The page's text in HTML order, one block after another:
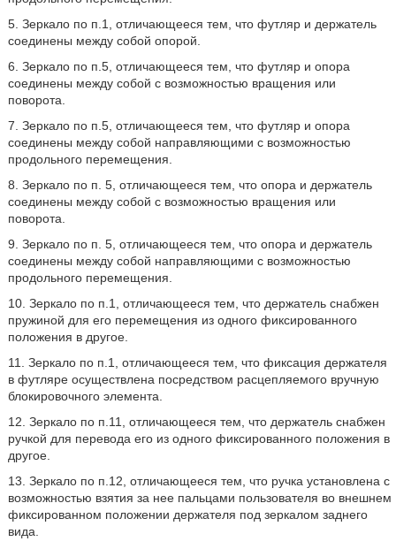
5. Зеркало по п.1, отличающееся тем, что футляр и держатель
соединены между собой опорой.
6. Зеркало по п.5, отличающееся тем, что футляр и опора
соединены между собой с возможностью вращения или
поворота.
7. Зеркало по п.5, отличающееся тем, что футляр и опора
соединены между собой направляющими с возможностью
продольного перемещения.
8. Зеркало по п. 5, отличающееся тем, что опора и держатель
соединены между собой с возможностью вращения или
поворота.
9. Зеркало по п. 5, отличающееся тем, что опора и держатель
соединены между собой направляющими с возможностью
продольного перемещения.
10. Зеркало по п.1, отличающееся тем, что держатель снабжен
пружиной для его перемещения из одного фиксированного
положения в другое.
11. Зеркало по п.1, отличающееся тем, что фиксация держателя
в футляре осуществлена посредством расцепляемого вручную
блокировочного элемента.
12. Зеркало по п.11, отличающееся тем, что держатель снабжен
ручкой для перевода его из одного фиксированного положения в
другое.
13. Зеркало по п.12, отличающееся тем, что ручка установлена с
возможностью взятия за нее пальцами пользователя во внешнем
фиксированном положении держателя под зеркалом заднего
вида.